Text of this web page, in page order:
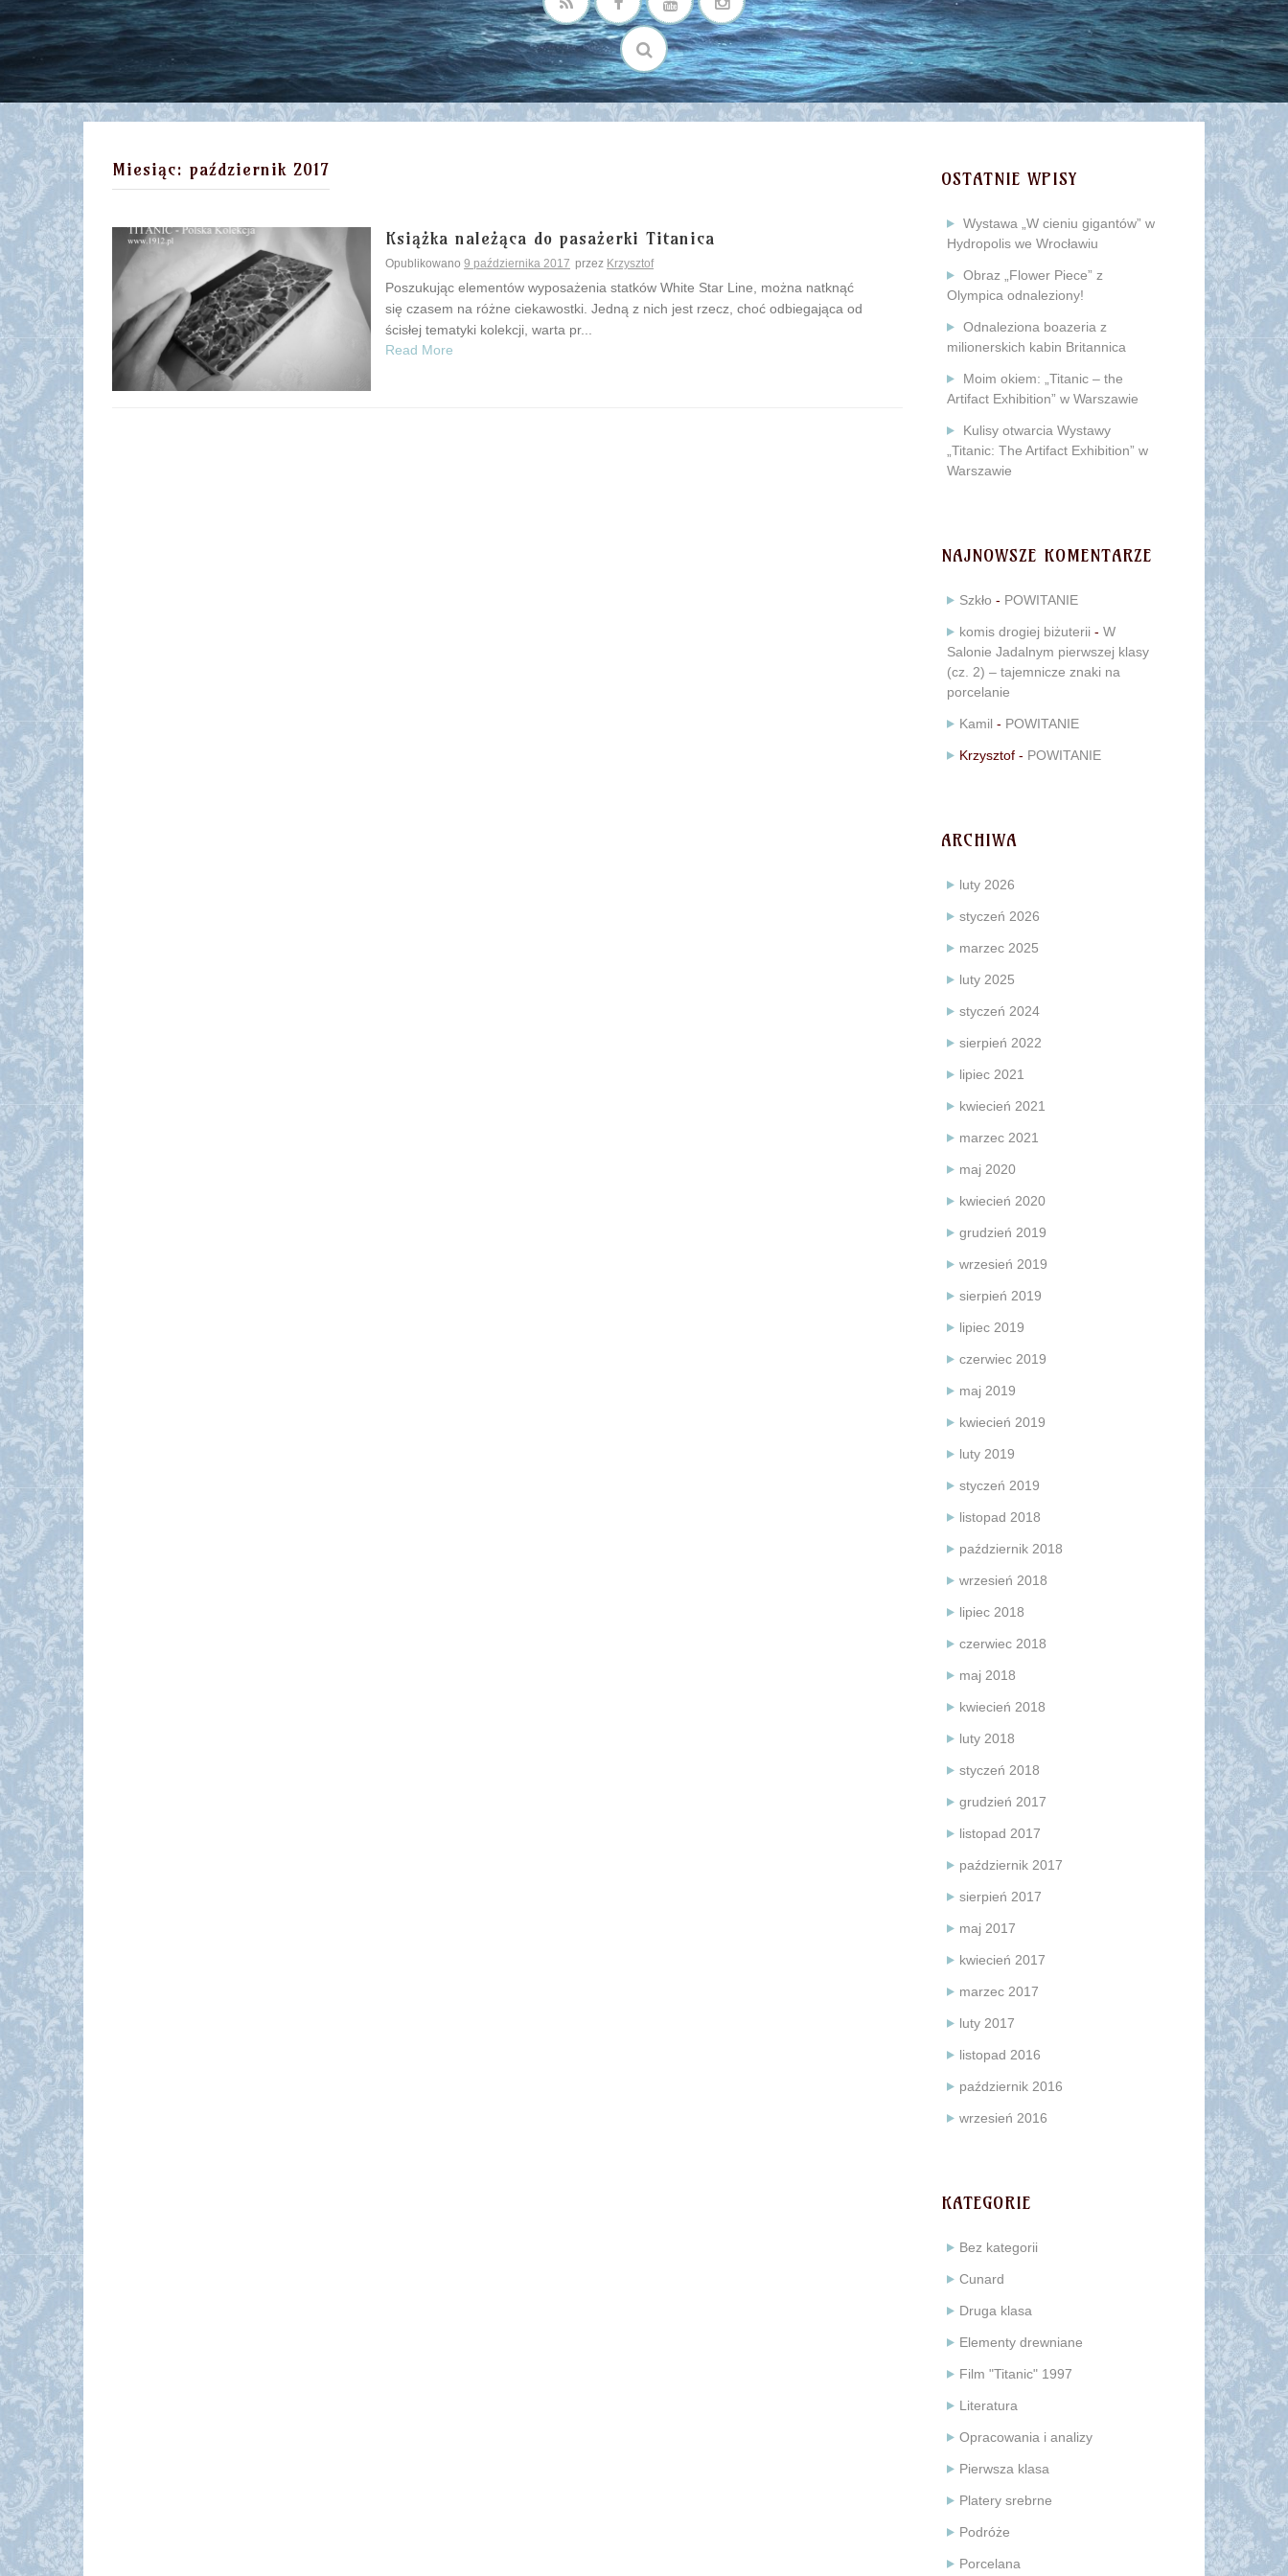
Miesiąc: październik 2017
Książka należąca do pasażerki Titanica
Opublikowano 9 października 2017 przez Krzysztof
Poszukując elementów wyposażenia statków White Star Line, można natknąć
się czasem na różne ciekawostki. Jedną z nich jest rzecz, choć odbiegająca od
ścisłej tematyki kolekcji, warta pr...
Read More
OSTATNIE WPISY
Wystawa „W cieniu gigantów” w
Hydropolis we Wrocławiu
Obraz „Flower Piece” z
Olympica odnaleziony!
Odnaleziona boazeria z
milionerskich kabin Britannica
Moim okiem: „Titanic – the
Artifact Exhibition” w Warszawie
Kulisy otwarcia Wystawy
„Titanic: The Artifact Exhibition” w
Warszawie
NAJNOWSZE KOMENTARZE
Szkło - POWITANIE
komis drogiej biżuterii - W
Salonie Jadalnym pierwszej klasy
(cz. 2) – tajemnicze znaki na
porcelanie
Kamil - POWITANIE
Krzysztof - POWITANIE
ARCHIWA
luty 2026
styczeń 2026
marzec 2025
luty 2025
styczeń 2024
sierpień 2022
lipiec 2021
kwiecień 2021
marzec 2021
maj 2020
kwiecień 2020
grudzień 2019
wrzesień 2019
sierpień 2019
lipiec 2019
czerwiec 2019
maj 2019
kwiecień 2019
luty 2019
styczeń 2019
listopad 2018
październik 2018
wrzesień 2018
lipiec 2018
czerwiec 2018
maj 2018
kwiecień 2018
luty 2018
styczeń 2018
grudzień 2017
listopad 2017
październik 2017
sierpień 2017
maj 2017
kwiecień 2017
marzec 2017
luty 2017
listopad 2016
październik 2016
wrzesień 2016
KATEGORIE
Bez kategorii
Cunard
Druga klasa
Elementy drewniane
Film "Titanic" 1997
Literatura
Opracowania i analizy
Pierwsza klasa
Platery srebrne
Podróże
Porcelana